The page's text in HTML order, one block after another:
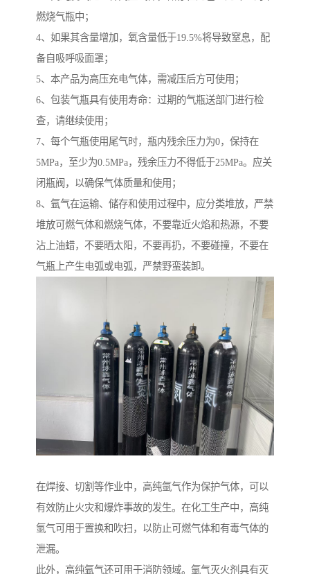
燃烧气瓶中；
4、如果其含量增加，氧含量低于19.5%将导致窒息，配
备自吸呼吸面罩；
5、本产品为高压充电气体，需减压后方可使用；
6、包装气瓶具有使用寿命：过期的气瓶送部门进行检
查，请继续使用；
7、每个气瓶使用尾气时，瓶内残余压力为0，保持在
5MPa，至少为0.5MPa，残余压力不得低于25MPa。应关
闭瓶阀，以确保气体质量和使用；
8、氩气在运输、储存和使用过程中，应分类堆放，严禁
堆放可燃气体和燃烧气体，不要靠近火焰和热源，不要
沾上油蜡，不要晒太阳，不要再扔，不要碰撞，不要在
气瓶上产生电弧或电弧，严禁野蛮装卸。
在焊接、切割等作业中，高纯氩气作为保护气体，可以
有效防止火灾和爆炸事故的发生。在化工生产中，高纯
氩气可用于置换和吹扫，以防止可燃气体和有毒气体的
泄漏。
此外，高纯氩气还可用于消防领域。氩气灭火剂具有灭